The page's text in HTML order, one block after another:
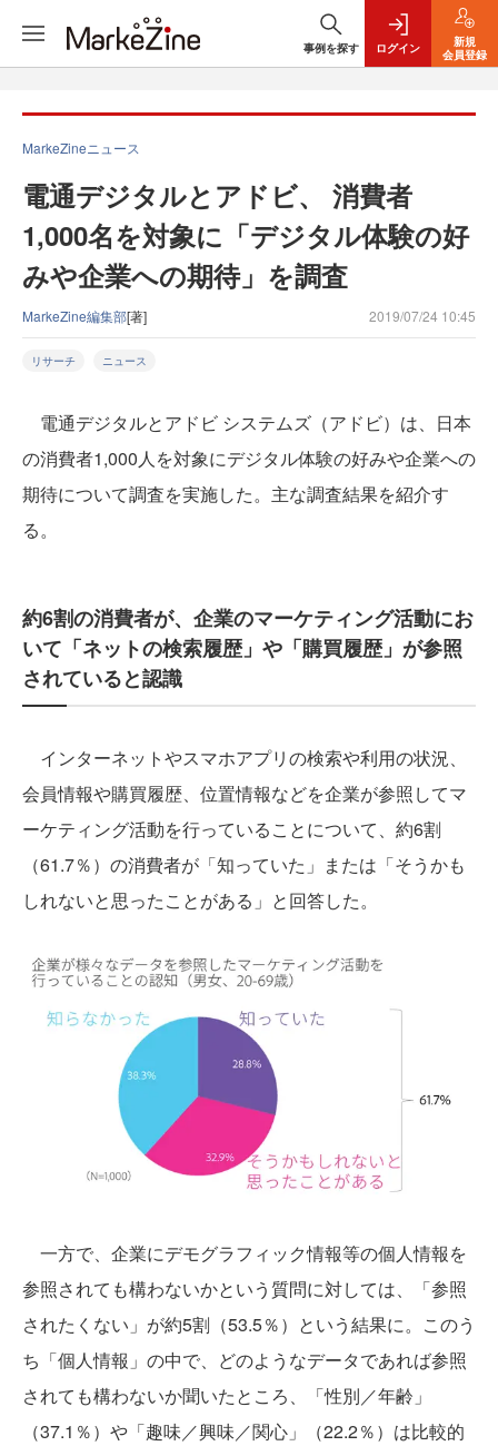
事例を探す ログイン
新規
会員登録
MarkeZineニュース
電通デジタルとアドビ、 消費者
1,000名を対象に「デジタル体験の好
みや企業への期待」を調査
MarkeZine編集部[著] 2019/07/24 10:45
リサーチ ニュース
電通デジタルとアドビ システムズ（アドビ）は、日本
の消費者1,000人を対象にデジタル体験の好みや企業への
期待について調査を実施した。主な調査結果を紹介す
る。
約6割の消費者が、企業のマーケティング活動にお
いて「ネットの検索履歴」や「購買履歴」が参照
されていると認識
インターネットやスマホアプリの検索や利用の状況、
会員情報や購買履歴、位置情報などを企業が参照してマ
ーケティング活動を行っていることについて、約6割
（61.7％）の消費者が「知っていた」または「そうかも
しれないと思ったことがある」と回答した。
一方で、企業にデモグラフィック情報等の個人情報を
参照されても構わないかという質問に対しては、「参照
されたくない」が約5割（53.5％）という結果に。このう
ち「個人情報」の中で、どのようなデータであれば参照
されても構わないか聞いたところ、「性別／年齢」
（37.1％）や「趣味／興味／関心」（22.2％）は比較的